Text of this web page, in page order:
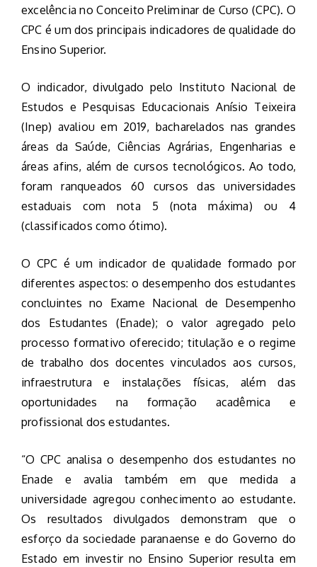
excelência no Conceito Preliminar de Curso (CPC). O
CPC é um dos principais indicadores de qualidade do
Ensino Superior.
O indicador, divulgado pelo Instituto Nacional de
Estudos e Pesquisas Educacionais Anísio Teixeira
(Inep) avaliou em 2019, bacharelados nas grandes
áreas da Saúde, Ciências Agrárias, Engenharias e
áreas afins, além de cursos tecnológicos. Ao todo,
foram ranqueados 60 cursos das universidades
estaduais com nota 5 (nota máxima) ou 4
(classificados como ótimo).
O CPC é um indicador de qualidade formado por
diferentes aspectos: o desempenho dos estudantes
concluintes no Exame Nacional de Desempenho
dos Estudantes (Enade); o valor agregado pelo
processo formativo oferecido; titulação e o regime
de trabalho dos docentes vinculados aos cursos,
infraestrutura e instalações físicas, além das
oportunidades na formação acadêmica e
profissional dos estudantes.
“O CPC analisa o desempenho dos estudantes no
Enade e avalia também em que medida a
universidade agregou conhecimento ao estudante.
Os resultados divulgados demonstram que o
esforço da sociedade paranaense e do Governo do
Estado em investir no Ensino Superior resulta em